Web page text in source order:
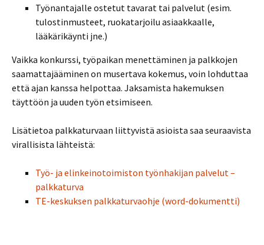
Työnantajalle ostetut tavarat tai palvelut (esim.
tulostinmusteet, ruokatarjoilu asiaakkaalle,
lääkärikäynti jne.)
Vaikka konkurssi, työpaikan menettäminen ja palkkojen
saamattajääminen on musertava kokemus, voin lohduttaa
että ajan kanssa helpottaa. Jaksamista hakemuksen
täyttöön ja uuden työn etsimiseen.
Lisätietoa palkkaturvaan liittyvistä asioista saa seuraavista
virallisista lähteistä:
Työ- ja elinkeinotoimiston työnhakijan palvelut –
palkkaturva
TE-keskuksen palkkaturvaohje (word-dokumentti)